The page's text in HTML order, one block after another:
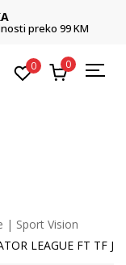
preko 99 KM
0 0
| Sport Vision
LEAGUE FT TF J